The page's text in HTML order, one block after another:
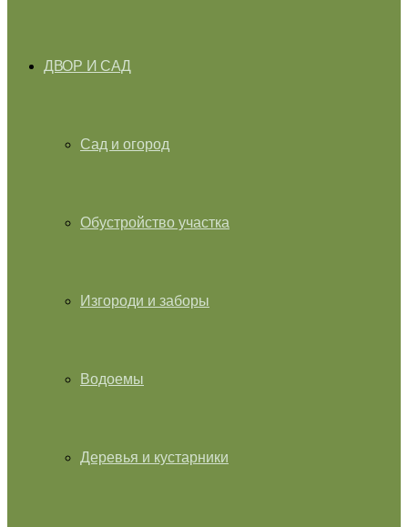
ДВОР И САД
Сад и огород
Обустройство участка
Изгороди и заборы
Водоемы
Деревья и кустарники